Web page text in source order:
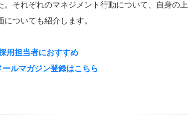
それぞれのマネジメント行動について、自身の上
ついても紹介します。
用担当者におすすめ
ールマガジン登録はこちら